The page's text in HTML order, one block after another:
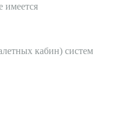
имеется
кабин) систем